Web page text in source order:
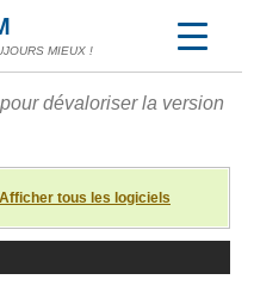
MIEUX !
pour dévaloriser la version
Afficher tous les logiciels